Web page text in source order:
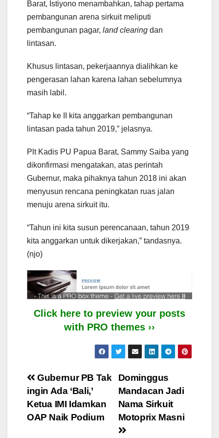
Barat, Istiyono menambahkan, tahap pertama
pembangunan arena sirkuit meliputi
pembangunan pagar, land clearing dan
lintasan.
Khusus lintasan, pekerjaannya dialihkan ke
pengerasan lahan karena lahan sebelumnya
masih labil.
“Tahap ke II kita anggarkan pembangunan
lintasan pada tahun 2019,” jelasnya.
Plt Kadis PU Papua Barat, Sammy Saiba yang
dikonfirmasi mengatakan, atas perintah
Gubernur, maka pihaknya tahun 2018 ini akan
menyusun rencana peningkatan ruas jalan
menuju arena sirkuit itu.
“Tahun ini kita susun perencanaan, tahun 2019
kita anggarkan untuk dikerjakan,” tandasnya.
(njo)
Click here to preview your posts
with PRO themes ››
Post
navigation
Dominggus
Mandacan Jadi
Nama Sirkuit
Motoprix Masni
Gubernur PB Tak
ingin Ada ‘Bali,’
Ketua IMI Idamkan
OAP Naik Podium